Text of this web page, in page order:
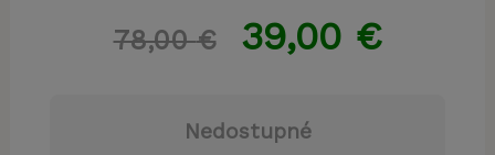
78,00€ 39,00 €
Nedostupné